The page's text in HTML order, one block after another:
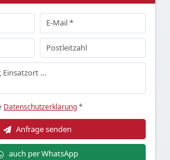
Datenschutzerklärung*
Anfrage senden
auch per WhatsApp